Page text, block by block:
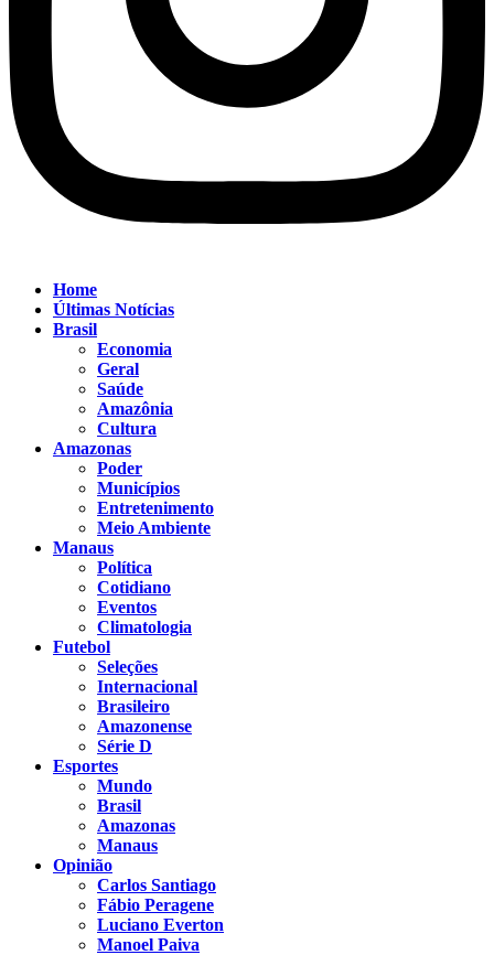
Home
Últimas Notícias
Brasil
Economia
Geral
Saúde
Amazônia
Cultura
Amazonas
Poder
Municípios
Entretenimento
Meio Ambiente
Manaus
Política
Cotidiano
Eventos
Climatologia
Futebol
Seleções
Internacional
Brasileiro
Amazonense
Série D
Esportes
Mundo
Brasil
Amazonas
Manaus
Opinião
Carlos Santiago
Fábio Peragene
Luciano Everton
Manoel Paiva